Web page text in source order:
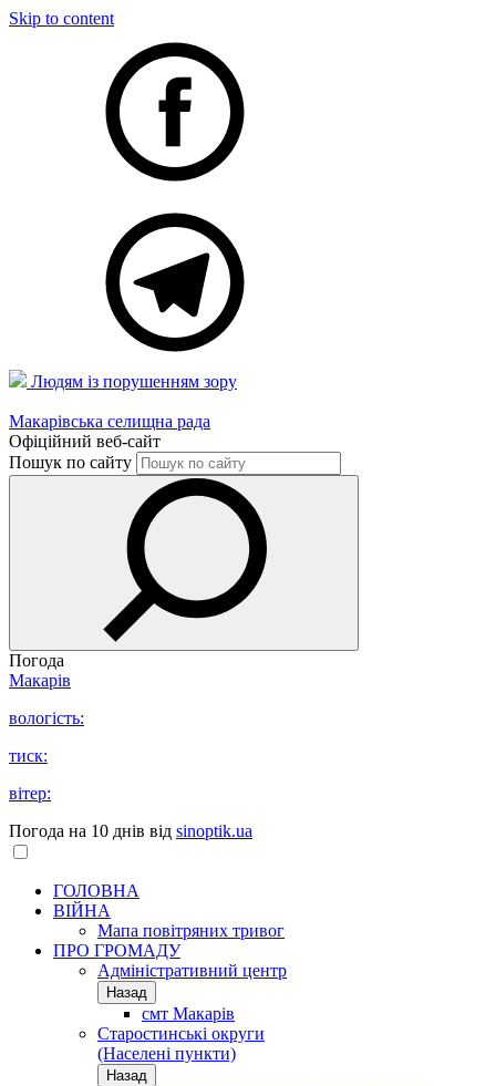
Skip to content
Людям із порушенням зору
Макарівська селищна рада
Офіційний веб-сайт
Пошук по сайту
Погода
Макарів
вологість:
тиск:
вітер:
Погода на 10 днів від sinoptik.ua
ГОЛОВНА
ВІЙНА
Мапа повітряних тривог
ПРО ГРОМАДУ
Aдміністративний центр
Назад
смт Макарів
Старостинські округи
(Населені пункти)
Назад